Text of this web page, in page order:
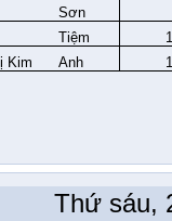
Sơn
Tiệm
Kim Anh
Thứ sáu,